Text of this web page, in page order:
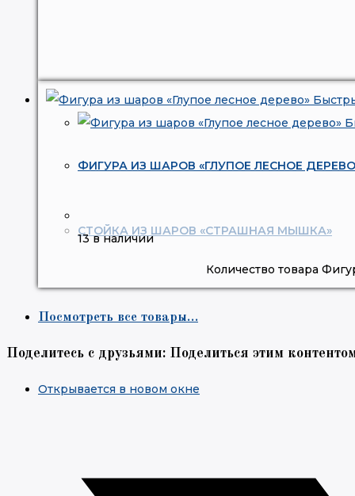
СТОЙКА ИЗ ШАРОВ «СТРАШНАЯ МЫШКА»
ФИГУРА ИЗ ШАРОВ «ГЛУПОЕ ЛЕСНОЕ
13 в наличии
Количество товара
Посмотреть все товары…
Поделитесь с друзьями: Поделиться этим
Открывается в новом окне